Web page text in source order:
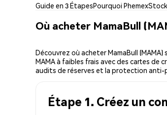
Guide en 3 ÉtapesPourquoi Phemex
Où acheter MamaBull
Découvrez où acheter MamaBull
MAMA à faibles frais avec des cartes de
audits de réserves et la protection anti-
Étape 1. Créez un